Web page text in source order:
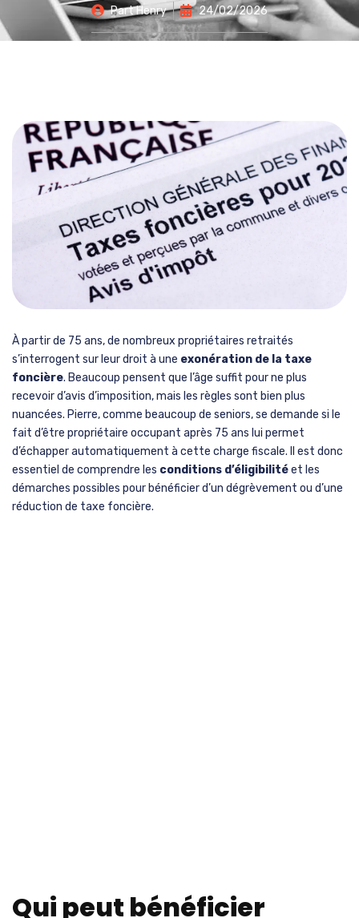
PartHenry 24/02/2026
À partir de 75 ans, de nombreux propriétaires retraités
s’interrogent sur leur droit à une exonération de la taxe
foncière. Beaucoup pensent que l’âge suffit pour ne plus
recevoir d’avis d’imposition, mais les règles sont bien plus
nuancées. Pierre, comme beaucoup de seniors, se demande si le
fait d’être propriétaire occupant après 75 ans lui permet
d’échapper automatiquement à cette charge fiscale. Il est donc
essentiel de comprendre les conditions d’éligibilitéet les
démarches possibles pour bénéficier d’un dégrèvement ou d’une
réduction de taxe foncière.
Qui peut bénéficier